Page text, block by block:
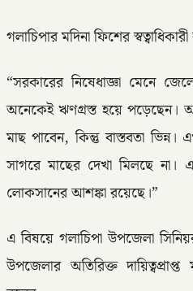
গলাচিপার মদিনা ফিশের
“সরকারের নিষেধাজ্ঞা মেনে
অনেকেই ঋণগ্রস্ত হয়ে পড়েছেন।
মাছ পাবেন, কিন্তু বাস্তবতা
সাগরে মাছের দেখা মিলছে
লোকসানের আশঙ্কা রয়েছে।”
এ বিষয়ে গলাচিপা উপজেলা
উপজেলার অতিরিক্ত